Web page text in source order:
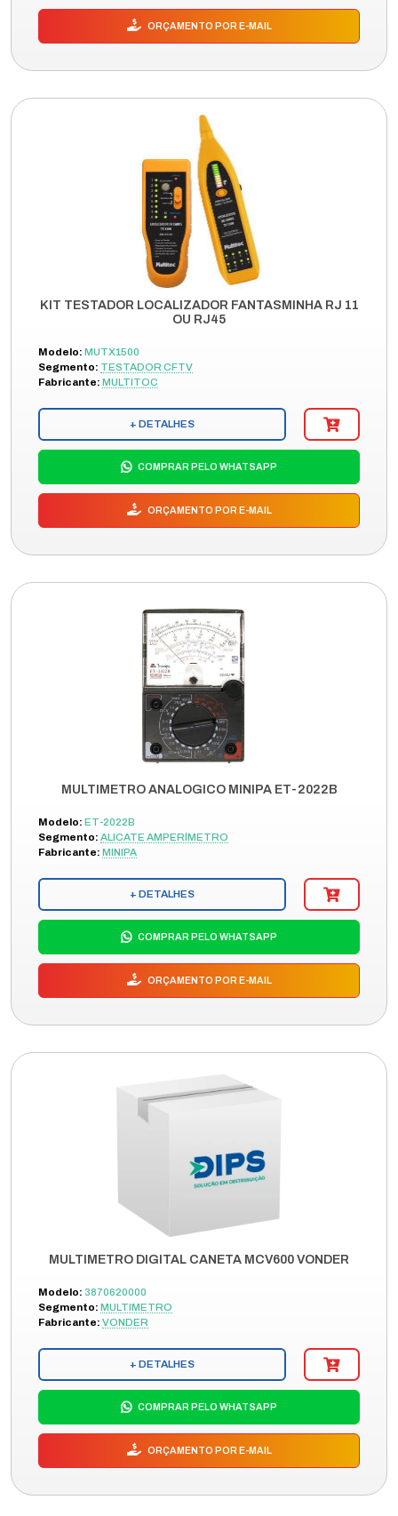
ORÇAMENTO POR E-MAIL
KIT TESTADOR LOCALIZADOR FANTASMINHA RJ 11
OU RJ45
Modelo: MUTX1500
Segmento: TESTADOR CFTV
Fabricante: MULTITOC
+ DETALHES
COMPRAR PELO WHATSAPP
ORÇAMENTO POR E-MAIL
MULTIMETRO ANALOGICO MINIPA ET-2022B
Modelo: ET-2022B
Segmento: ALICATE AMPERÍMETRO
Fabricante: MINIPA
+ DETALHES
COMPRAR PELO WHATSAPP
ORÇAMENTO POR E-MAIL
MULTIMETRO DIGITAL CANETA MCV600 VONDER
Modelo: 3870620000
Segmento: MULTIMETRO
Fabricante: VONDER
+ DETALHES
COMPRAR PELO WHATSAPP
ORÇAMENTO POR E-MAIL